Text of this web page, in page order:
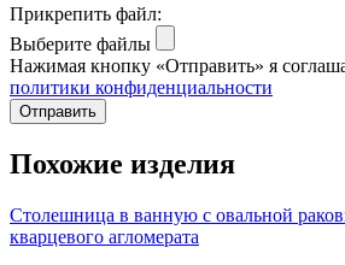
Прикрепить файл:
Выберите файлы
Нажимая кнопку «Отправить» я
политики конфиденциальности
Отправить
Похожие изделия
Столешница в ванную с овальной
кварцевого агломерата